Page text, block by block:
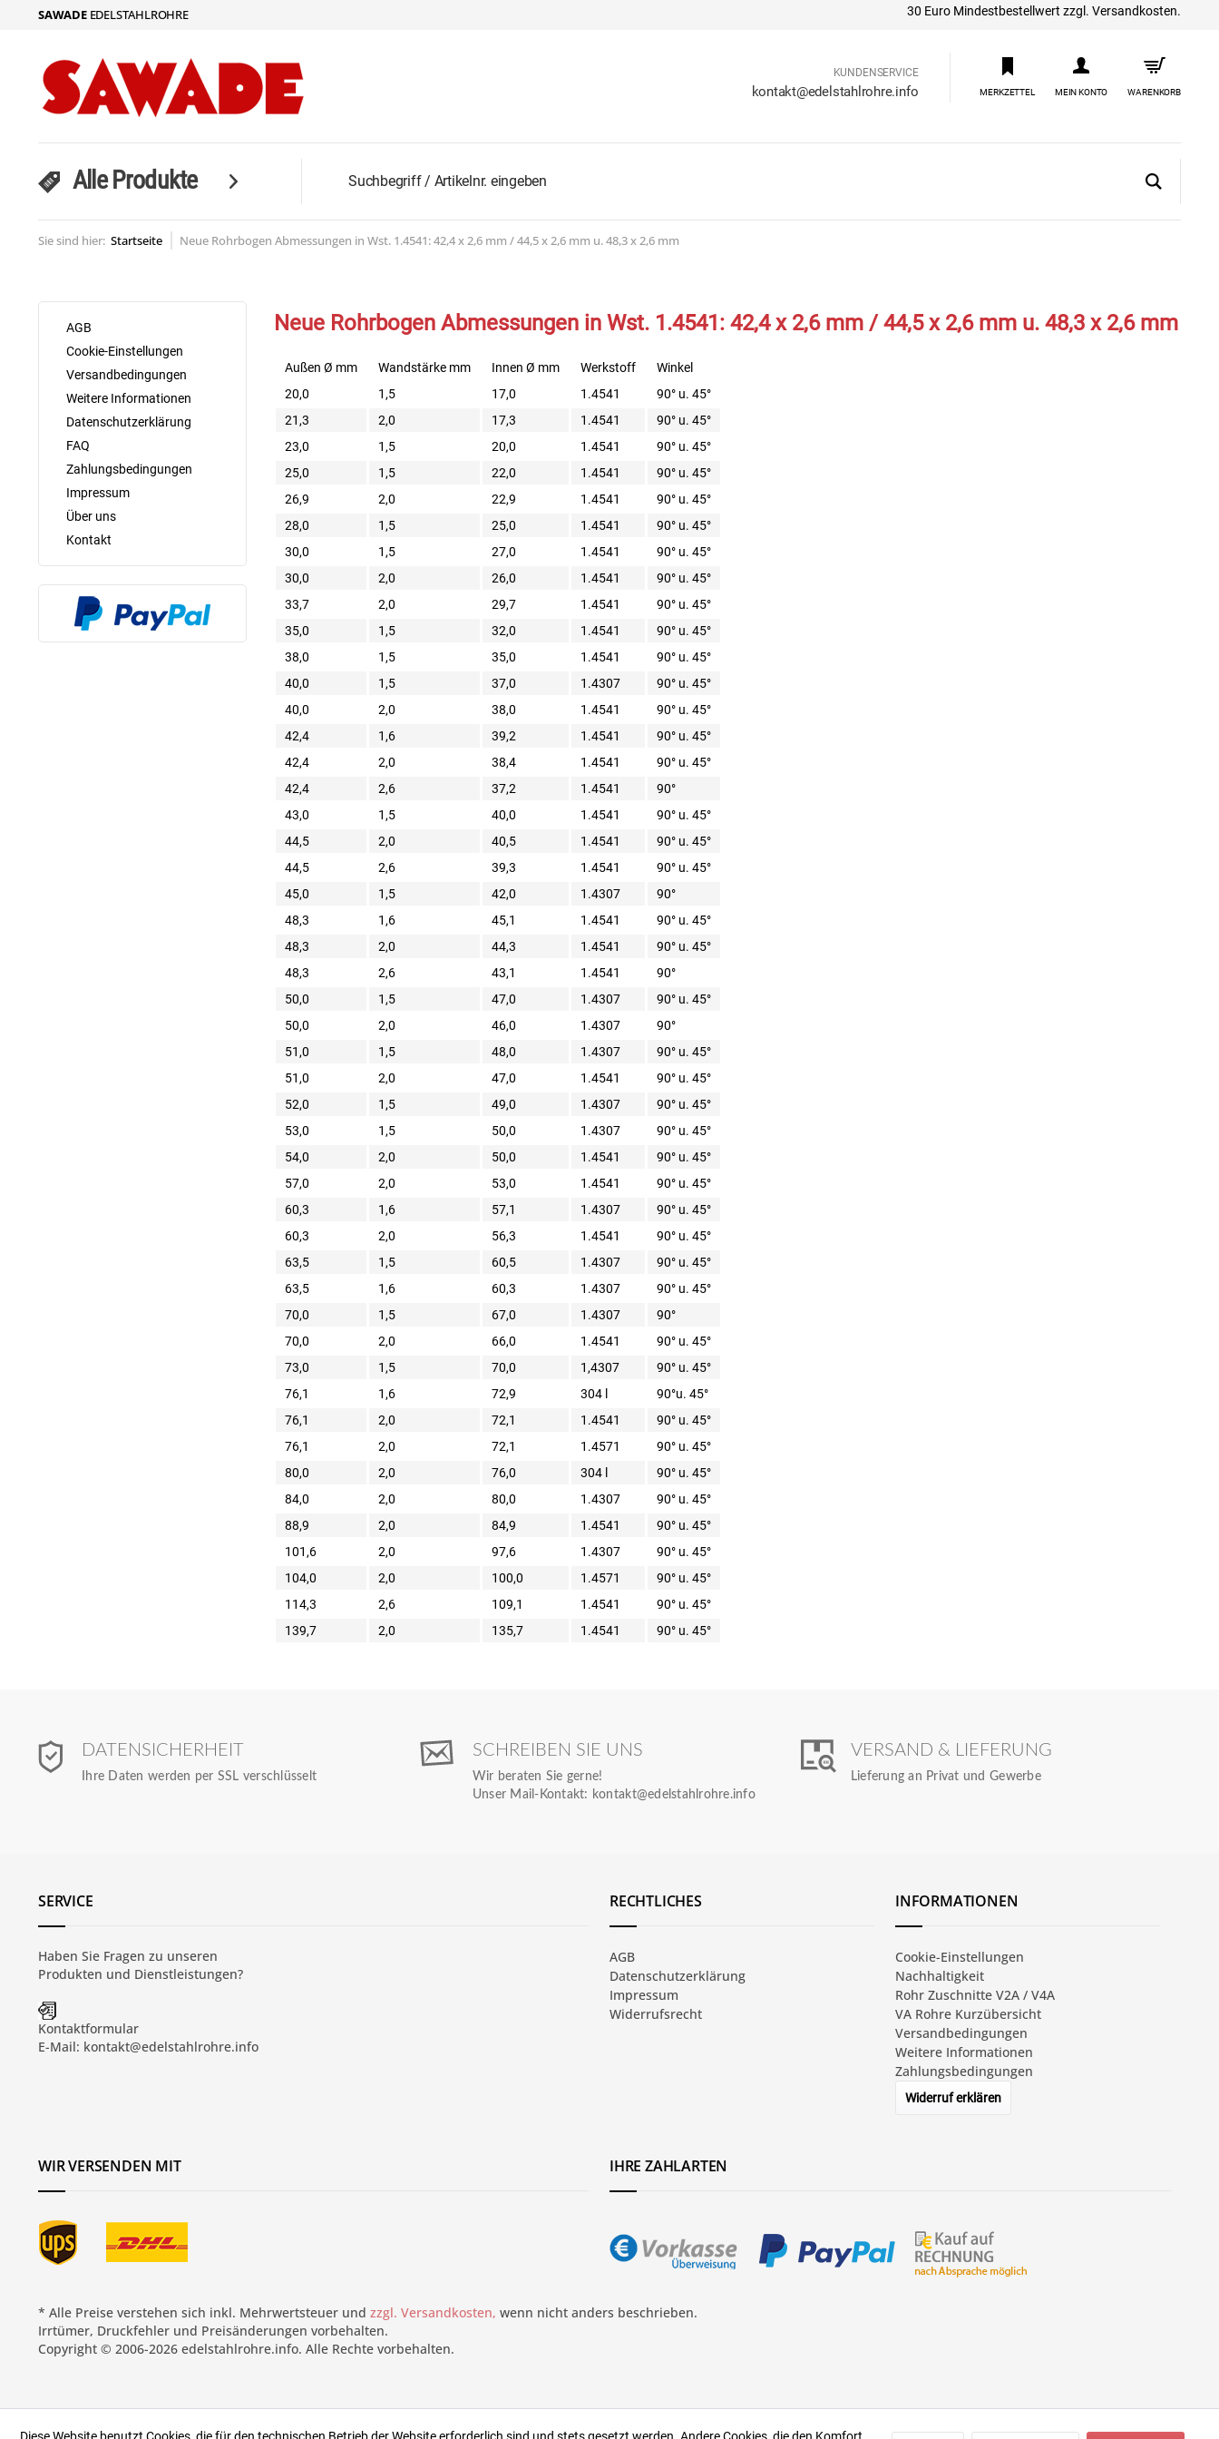
SAWADEEDELSTAHLROHRE 30 Euro Mindestbestellwert zzgl. Versandkosten.
KUNDENSERVICE
kontakt@edelstahlrohre.info MERKZETTEL MEIN KONTO WARENKORB
Alle Produkte
Sie sind hier: Startseite Neue Rohrbogen Abmessungen in Wst. 1.4541: 42,4 x 2,6 mm / 44,5 x 2,6 mm u. 48,3 x 2,6 mm
AGB
Cookie-Einstellungen
Versandbedingungen
Weitere Informationen
Datenschutzerklärung
FAQ
Zahlungsbedingungen
Impressum
Über uns
Kontakt
Neue Rohrbogen Abmessungen in Wst. 1.4541: 42,4 x 2,6 mm / 44,5 x 2,6 mm u. 48,3 x 2,6 mm
Außen Ø mm Wandstärke mm Innen Ø mm Werkstoff
Winkel
20,0
1,5 17,0 1.4541
90° u. 45°
21,3
2,0 17,3 1.4541
90° u. 45°
23,0
1,5 20,0 1.4541
90° u. 45°
25,0
1,5 22,0 1.4541
90° u. 45°
26,9
2,0 22,9 1.4541
90° u. 45°
28,0
1,5 25,0 1.4541
90° u. 45°
30,0
1,5 27,0 1.4541
90° u. 45°
30,0
2,0 26,0 1.4541
90° u. 45°
33,7
2,0 29,7 1.4541
90° u. 45°
35,0
1,5 32,0 1.4541
90° u. 45°
38,0
1,5 35,0 1.4541
90° u. 45°
40,0
1,5 37,0 1.4307
90° u. 45°
40,0
2,0 38,0 1.4541
90° u. 45°
42,4
1,6 39,2 1.4541
90° u. 45°
42,4
2,0 38,4 1.4541
90° u. 45°
42,4
2,6 37,2 1.4541
90°
43,0
1,5 40,0 1.4541
90° u. 45°
44,5
2,0 40,5 1.4541
90° u. 45°
44,5
2,6 39,3 1.4541
90° u. 45°
45,0
1,5 42,0 1.4307
90°
48,3
1,6 45,1 1.4541
90° u. 45°
48,3
2,0 44,3 1.4541
90° u. 45°
48,3
2,6 43,1 1.4541
90°
50,0
1,5 47,0 1.4307
90° u. 45°
50,0
2,0 46,0 1.4307
90°
51,0
1,5 48,0 1.4307
90° u. 45°
51,0
2,0 47,0 1.4541
90° u. 45°
52,0
1,5 49,0 1.4307
90° u. 45°
53,0
1,5 50,0 1.4307
90° u. 45°
54,0
2,0 50,0 1.4541
90° u. 45°
57,0
2,0 53,0 1.4541
90° u. 45°
60,3
1,6 57,1 1.4307
90° u. 45°
60,3
2,0 56,3 1.4541
90° u. 45°
63,5
1,5 60,5 1.4307
90° u. 45°
63,5
1,6 60,3 1.4307
90° u. 45°
70,0
1,5 67,0 1.4307
90°
70,0
2,0 66,0 1.4541
90° u. 45°
73,0
1,5 70,0 1,4307
90° u. 45°
76,1
1,6 72,9 304 l
90°u. 45°
76,1
2,0 72,1 1.4541
90° u. 45°
76,1
2,0 72,1 1.4571
90° u. 45°
80,0
2,0 76,0 304 l
90° u. 45°
84,0
2,0 80,0 1.4307
90° u. 45°
88,9
2,0 84,9 1.4541
90° u. 45°
101,6
2,0 97,6 1.4307
90° u. 45°
104,0
2,0 100,0 1.4571
90° u. 45°
114,3
2,6 109,1 1.4541
90° u. 45°
139,7
2,0 135,7 1.4541 90° u. 45°
DATENSICHERHEIT
Ihre Daten werden per SSL verschlüsselt
SCHREIBEN SIE UNS
Wir beraten Sie gerne!
Unser Mail-Kontakt: kontakt@edelstahlrohre.info
VERSAND & LIEFERUNG
Lieferung an Privat und Gewerbe
SERVICE
Haben Sie Fragen zu unseren
Produkten und Dienstleistungen?
Kontaktformular
E-Mail: kontakt@edelstahlrohre.info
RECHTLICHES
AGB
Datenschutzerklärung
Impressum
Widerrufsrecht
INFORMATIONEN
Cookie-Einstellungen
Nachhaltigkeit
Rohr Zuschnitte V2A / V4A
VA Rohre Kurzübersicht
Versandbedingungen
Weitere Informationen
Zahlungsbedingungen
Widerruf erklären
WIR VERSENDEN MIT IHRE ZAHLARTEN
* Alle Preise verstehen sich inkl. Mehrwertsteuer und zzgl. Versandkosten, wenn nicht anders beschrieben.
Irrtümer, Druckfehler und Preisänderungen vorbehalten.
Copyright © 2006-2026 edelstahlrohre.info. Alle Rechte vorbehalten.